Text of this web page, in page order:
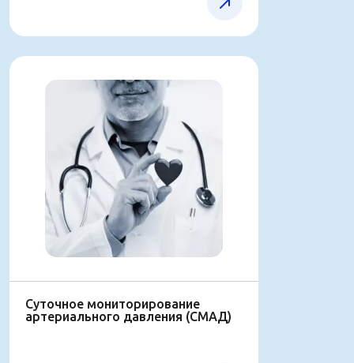
Суточное мониторирование
артериального давления (СМАД)